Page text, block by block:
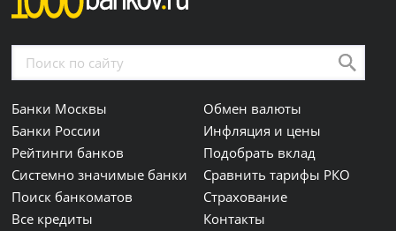
Банки Москвы
Банки России
Рейтинги банков
Системно значимые банки
Поиск банкоматов
Все кредиты
Обмен валюты
Инфляция и цены
Подобрать вклад
Сравнить тарифы РКО
Страхование
Контакты